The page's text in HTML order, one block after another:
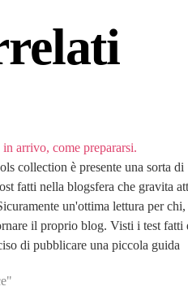
arrivo, come prepararsi.
collection è presente una sorta di
fatti nella blogsfera che gravita
un'ottima lettura per
il proprio blog. Visti i test fatti
di pubblicare una piccola guida
di WordPress che impegnerà…